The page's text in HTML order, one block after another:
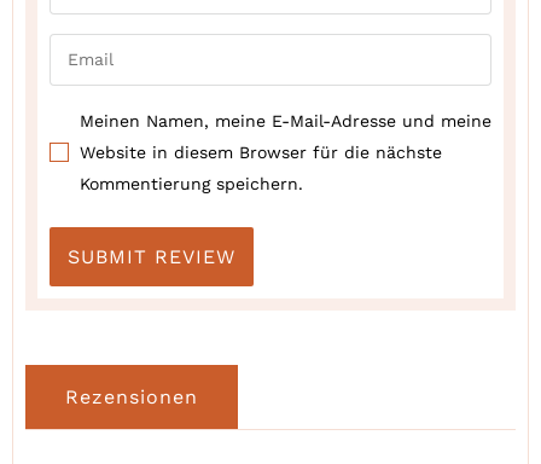
Meinen Namen, meine E-Mail-Adresse und meine
Website in diesem Browser für die nächste
Kommentierung speichern.
Rezensionen